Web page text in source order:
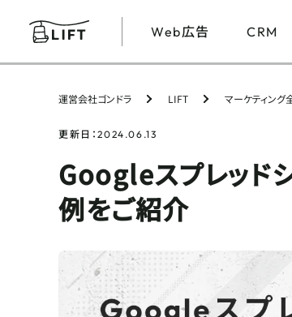
Web広告 CRM
運営会社ゴンドラ LIFT マーケティング
更新日：2024.06.13
Googleスプレッド
例をご紹介